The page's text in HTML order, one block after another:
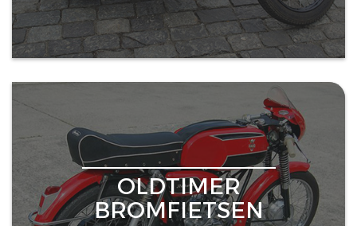
OLDTIMER
BROMFIETSEN